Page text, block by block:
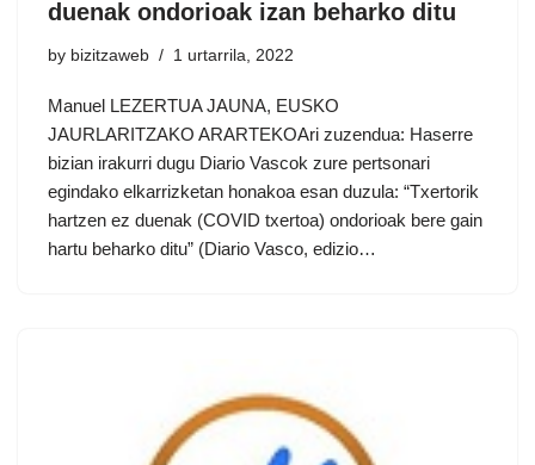
duenak ondorioak izan beharko ditu
by bizitzaweb 1 urtarrila, 2022
Manuel LEZERTUA JAUNA, EUSKO
JAURLARITZAKO ARARTEKOAri zuzendua: Haserre
bizian irakurri dugu Diario Vascok zure pertsonari
egindako elkarrizketan honakoa esan duzula: “Txertorik
hartzen ez duenak (COVID txertoa) ondorioak bere gain
hartu beharko ditu” (Diario Vasco, edizio…